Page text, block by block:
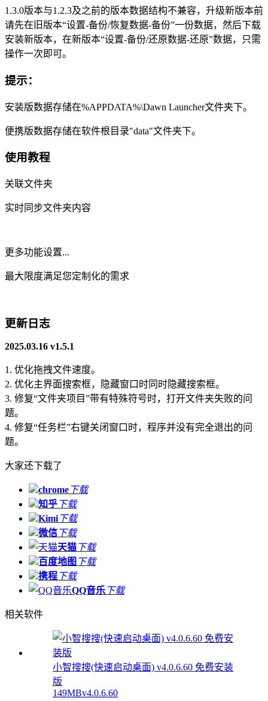
1.3.0版本与1.2.3及之前的版本数据结构不兼容，升级新版本前
请先在旧版本“设置-备份/恢复数据-备份”一份数据，然后下载
安装新版本，在新版本“设置-备份/还原数据-还原”数据，只需
操作一次即可。
提示：
安装版数据存储在%APPDATA%\Dawn Launcher文件夹下。
便携版数据存储在软件根目录"data"文件夹下。
使用教程
关联文件夹
实时同步文件夹内容
更多功能设置...
最大限度满足您定制化的需求
更新日志
2025.03.16 v1.5.1
1. 优化拖拽文件速度。
2. 优化主界面搜索框，隐藏窗口时同时隐藏搜索框。
3. 修复“文件夹项目”带有特殊符号时，打开文件夹失败的问
题。
4. 修复“任务栏”右键关闭窗口时，程序并没有完全退出的问
题。
大家还下载了
chrome下载
知乎下载
Kimi下载
微信下载
天猫下载
百度地图 下载
携程下载
QQ音乐下载
相关软件
小智搜搜(快速启动桌面) v4.0.6.60 免费安装
版
149MBv4.0.6.60